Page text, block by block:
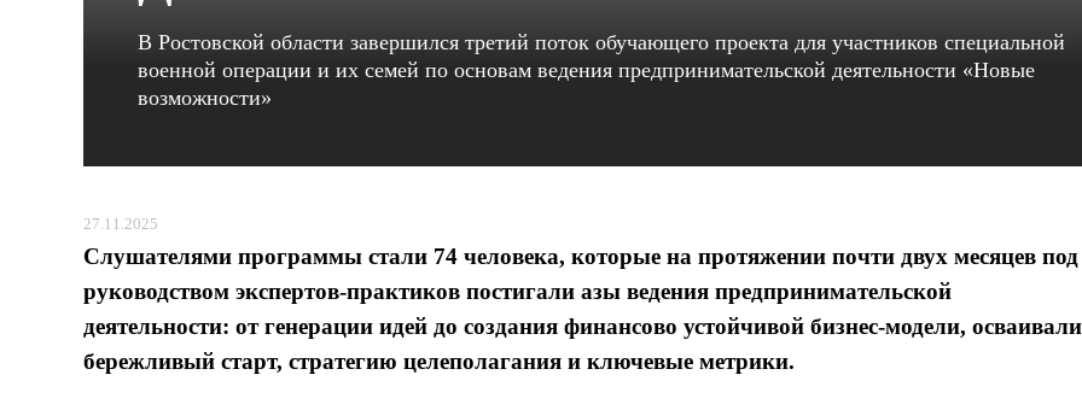
В Ростовской области завершился третий поток обучающего проекта для участников специальной
военной операции и их семей по основам ведения предпринимательской деятельности «Новые
возможности»
27.11.2025
Слушателями программы стали 74 человека, которые на протяжении почти двух месяцев под
руководством экспертов-практиков постигали азы ведения предпринимательской
деятельности: от генерации идей до создания финансово устойчивой бизнес-модели, осваивали
бережливый старт, стратегию целеполагания и ключевые метрики.